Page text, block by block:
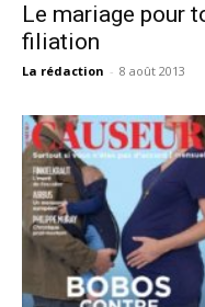
Le mariage pour
filiation
La rédaction - 8 août 2013